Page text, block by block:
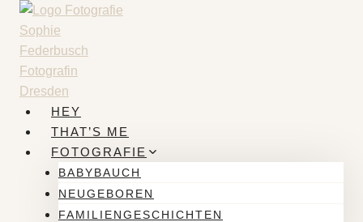
Zum
Inhalt
springen
HEY
THAT’S ME
FOTOGRAFIE
BABYBAUCH
NEUGEBOREN
FAMILIENGESCHICHTEN